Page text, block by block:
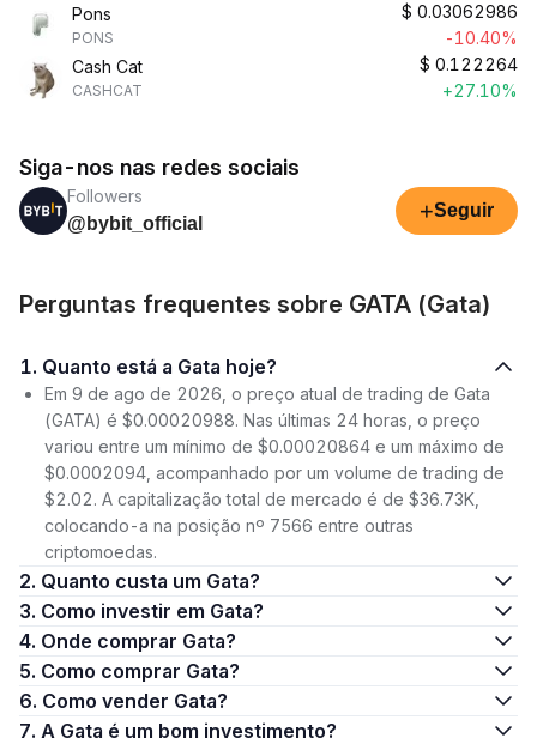
Pons
PONS
$ 0.03062986
-10.40%
Cash Cat
CASHCAT
$ 0.122264
+27.10%
Siga-nos nas redes sociais
Followers
@bybit_official
+Seguir
Perguntas frequentes sobre GATA (Gata)
1. Quanto está a Gata hoje?
Em 9 de ago de 2026, o preço atual de trading de Gata
(GATA) é $0.00020988. Nas últimas 24 horas, o preço
variou entre um mínimo de $0.00020864 e um máximo de
$0.0002094, acompanhado por um volume de trading de
$2.02. A capitalização total de mercado é de $36.73K,
colocando-a na posição nº 7566 entre outras
criptomoedas.
2. Quanto custa um Gata?
3. Como investir em Gata?
4. Onde comprar Gata?
5. Como comprar Gata?
6. Como vender Gata?
7. A Gata é um bom investimento?